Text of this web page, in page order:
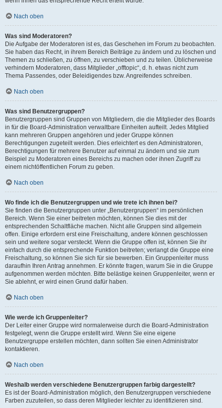
Nach oben
Was sind Moderatoren?
Die Aufgabe der Moderatoren ist es, das Geschehen im Forum zu beobachten.
Sie haben das Recht, in ihrem Bereich Beiträge zu ändern und zu löschen und
Themen zu schließen, zu öffnen, zu verschieben und zu teilen. Üblicherweise
verhindern Moderatoren, dass Mitglieder „offtopic“, d. h. etwas nicht zum
Thema Passendes, oder Beleidigendes bzw. Angreifendes schreiben.
Nach oben
Was sind Benutzergruppen?
Benutzergruppen sind Gruppen von Mitgliedern, die die Mitglieder des Boards
in für die Board-Administration verwaltbare Einheiten aufteilt. Jedes Mitglied
kann mehreren Gruppen angehören und jeder Gruppe können
Berechtigungen zugeteilt werden. Dies erleichtert es den Administratoren,
Berechtigungen für mehrere Benutzer auf einmal zu ändern und sie zum
Beispiel zu Moderatoren eines Bereichs zu machen oder ihnen Zugriff zu
einem nichtöffentlichen Forum zu geben.
Nach oben
Wo finde ich die Benutzergruppen und wie trete ich ihnen bei?
Sie finden die Benutzergruppen unter „Benutzergruppen“ im persönlichen
Bereich. Wenn Sie einer beitreten möchten, können Sie dies mit der
entsprechenden Schaltfläche machen. Nicht alle Gruppen sind allgemein
offen. Einige erfordern erst eine Freischaltung, andere können geschlossen
sein und weitere sogar versteckt. Wenn die Gruppe offen ist, können Sie ihr
einfach durch die entsprechende Funktion beitreten; verlangt die Gruppe eine
Freischaltung, so können Sie sich für sie bewerben. Ein Gruppenleiter muss
daraufhin Ihren Antrag annehmen. Er könnte fragen, warum Sie in die Gruppe
aufgenommen werden möchten. Bitte belästige keinen Gruppenleiter, wenn er
Sie ablehnt, er wird einen Grund dafür haben.
Nach oben
Wie werde ich Gruppenleiter?
Der Leiter einer Gruppe wird normalerweise durch die Board-Administration
festgelegt, wenn die Gruppe erstellt wird. Wenn Sie eine eigene
Benutzergruppe erstellen möchten, dann sollten Sie einen Administrator
kontaktieren.
Nach oben
Weshalb werden verschiedene Benutzergruppen farbig dargestellt?
Es ist der Board-Administration möglich, den Benutzergruppen verschiedene
Farben zuzuteilen, so dass deren Mitglieder leichter zu identifizieren sind.